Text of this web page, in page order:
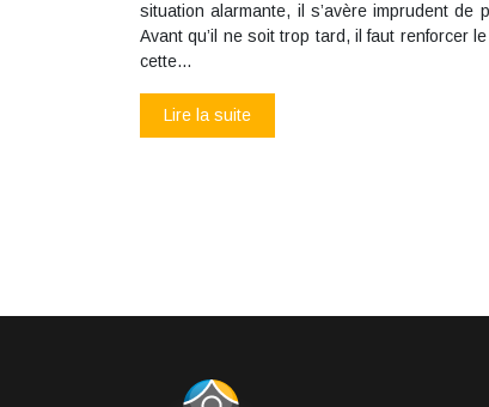
situation alarmante, il s’avère imprudent de
Avant qu’il ne soit trop tard, il faut renforcer
cette…
Lire la suite